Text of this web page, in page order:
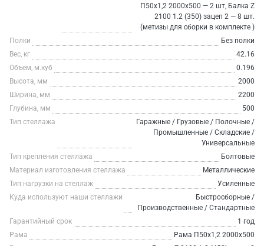
П50х1,2 2000х500 — 2 шт, Балка Z
2100 1.2 (350) зацеп 2 — 8 шт.
(метизы для сборки в комплекте )
Полки
Без полки
Вес, кг
42.16
Объем, м.куб
0.196
Высота, мм
2000
Ширина, мм
2200
Глубина, мм
500
Тип стеллажа
Гаражные / Грузовые / Полочные /
Промышленные / Складские /
Универсальные
Тип крепления стеллажа
Болтовые
Материал изготовления стеллажа
Металлические
Тип нагрузки на стеллаж
Усиленные
Куда используют наши стеллажи
Быстросборные /
Производственные / Стандартные
Гарантийный срок
1 год
Рама
Рама П50х1,2 2000х500